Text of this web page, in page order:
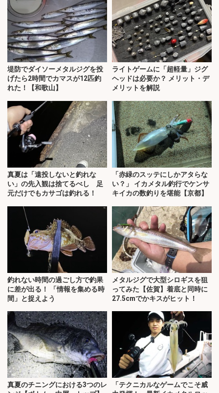
堤防でダイソーメタルジグを投
げたら2時間でカマスが12匹釣
れた！【和歌山】
ライトゲームに「超軽量」ジグ
ヘッドは必要か？ メリット・デ
メリットを解説
真夏は「遠投しないと釣れな
い」の先入観は捨てるべし 足
元だけでもカサゴは釣れる！
「赤緑のスッテにしかアタらな
い？」 イカメタル釣行でケンサ
キイカの数釣りを堪能【京都】
釣れない時間の過ごし方で釣果
に差が出る！ 「情報を集める時
間」と捉えよう
メタルジグで大型シロギスを狙
ってみた【佐賀】着底と同時に
27.5cmでかキスがヒット！
真夏のチニングにおける3つのレ
「テクニカルなゲームでこそ威